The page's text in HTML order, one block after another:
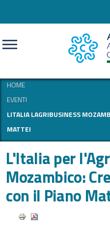
HOME
EVENTI
LITALIA LAGRIBUSINESS
MATTEI
L'Italia per
Mozambico:
con il Piano